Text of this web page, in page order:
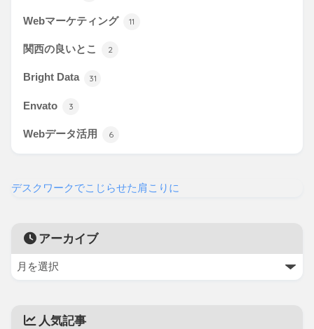
Webマーケティング 11
関西の良いとこ 2
Bright Data 31
Envato 3
Webデータ活用 6
デスクワークでこじらせた肩こりに
アーカイブ
人気記事